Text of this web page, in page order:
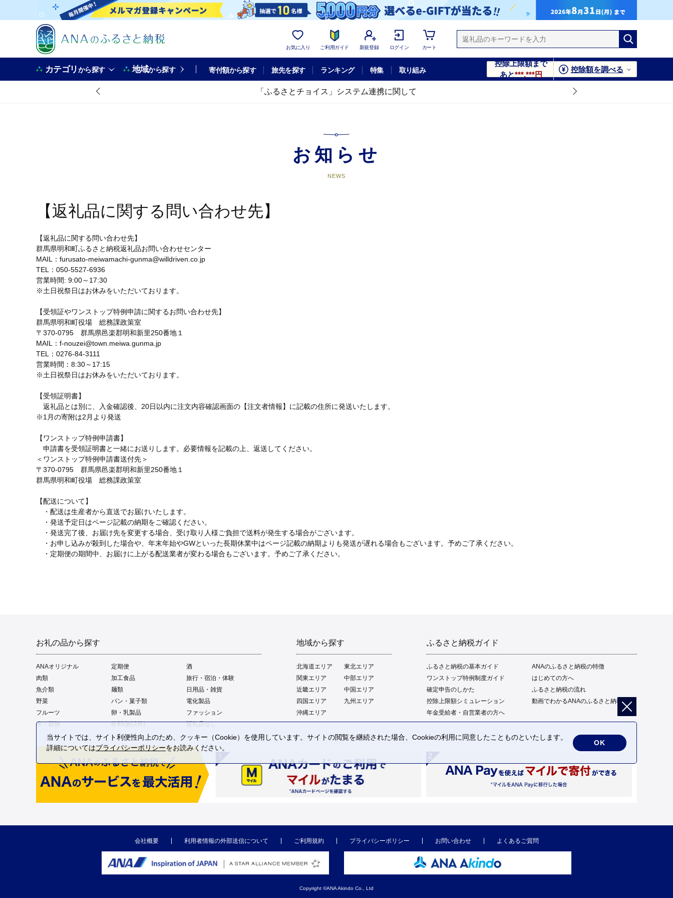
お気に入り ご利用ガイド 新規登録 ログイン カート
カテゴリから探す 地域から探す 寄付額から探す 旅先を探す ランキング 特集 取り組み
控除上限額まで
あと***,***円
控除額を調べる
「ふるさとチョイス」システム連携に関して
お知らせ
NEWS
【返礼品に関する問い合わせ先】
【返礼品に関する問い合わせ先】
群馬県明和町ふるさと納税返礼品お問い合わせセンター
MAIL：furusato-meiwamachi-gunma@willdriven.co.jp
TEL：050-5527-6936
営業時間: 9:00～17:30
※土日祝祭日はお休みをいただいております。
【受領証やワンストップ特例申請に関するお問い合わせ先】
群馬県明和町役場 総務課政策室
〒370-0795 群馬県邑楽郡明和新里250番地１
MAIL：f-nouzei@town.meiwa.gunma.jp
TEL：0276-84-3111
営業時間：8:30～17:15
※土日祝祭日はお休みをいただいております。
【受領証明書】
返礼品とは別に、入金確認後、20日以内に注文内容確認画面の【注文者情報】に記載の住所に発送いたします。
※1月の寄附は2月より発送
【ワンストップ特例申請書】
申請書を受領証明書と一緒にお送りします。必要情報を記載の上、返送してください。
＜ワンストップ特例申請書送付先＞
〒370-0795 群馬県邑楽郡明和新里250番地１
群馬県明和町役場 総務課政策室
【配送について】
・配送は生産者から直送でお届けいたします。
・発送予定日はページ記載の納期をご確認ください。
・発送完了後、お届け先を変更する場合、受け取り人様ご負担で送料が発生する場合がございます。
・お申し込みが殺到した場合や、年末年始やGWといった長期休業中はページ記載の納期よりも発送が遅れる場合もございます。予めご了承ください。
・定期便の期間中、お届けに上がる配送業者が変わる場合もございます。予めご了承ください。
お礼の品から探す
ANAオリジナル 定期便
酒
肉類
加工食品
旅行・宿泊・体験
魚介類
麺類
日用品・雑貨
野菜
パン・菓子類
電化製品
フルーツ
卵・乳製品
ファッション
米・穀物
飲料(酒以外) 返礼品なし
地域から探す
北海道エリア
東北エリア
関東エリア
中部エリア
近畿エリア
中国エリア
四国エリア
九州エリア
沖縄エリア
ふるさと納税ガイド
ふるさと納税の基本ガイド
ANAのふるさと納税の特徴
ワンストップ特例制度ガイド
はじめての方へ
確定申告のしかた
ふるさと納税の流れ
控除上限額シミュレーション
動画でわかるANAのふるさと納税
年金受給者・自営業者の方へ
会社概要 利用者情報の外部送信について ご利用規約 プライバシーポリシー お問い合わせ よくあるご質問
Copyright ©ANA Akindo Co., Ltd
当サイトでは、サイト利便性向上のため、クッキー（Cookie）を使用しています。サイトの閲覧を継続された場合、Cookieの利用に同意したことものといたします。
詳細についてはプライバシーポリシーをお読みください。
OK